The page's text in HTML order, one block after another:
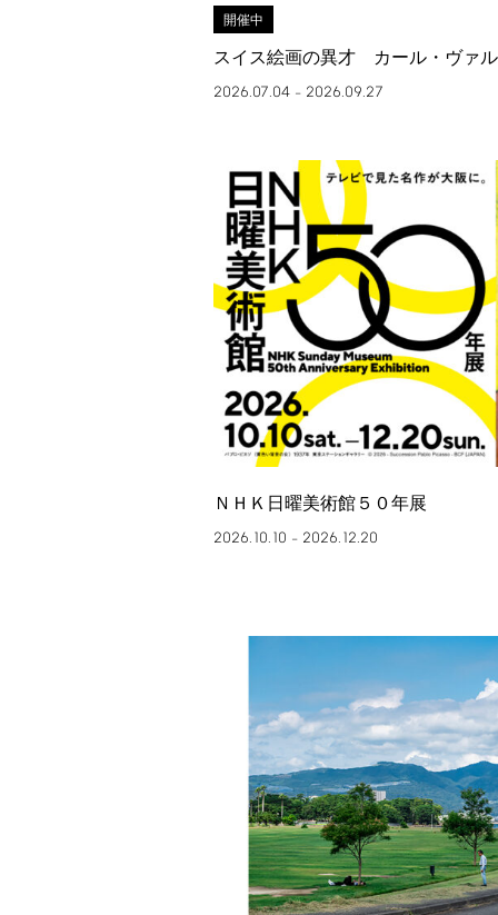
開催中
スイス絵画の異才 カール・ヴァ
2026.07.04 – 2026.09.27
ＮＨＫ日曜美術館５０年展
2026.10.10 – 2026.12.20